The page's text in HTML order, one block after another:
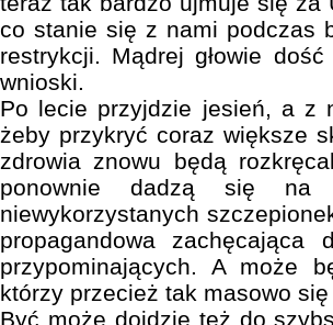
co stanie się z nami podczas
restrykcji. Mądrej głowie
wnioski.
Po lecie przyjdzie jesień, a z
żeby przykryć coraz większe
zdrowia znowu będą
ponownie dadzą się na
niewykorzystanych
propagandowa
przypominających. A może
którzy przecież tak masowo
Być może dojdzie też do